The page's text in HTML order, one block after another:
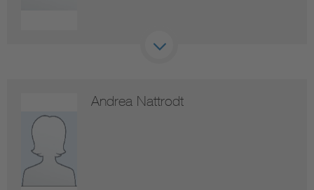
Andrea Nattrodt